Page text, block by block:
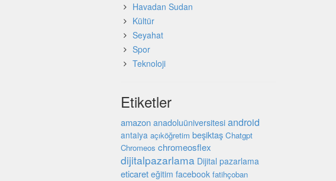
Havadan Sudan
Kültür
Seyahat
Spor
Teknoloji
Etiketler
amazon anadoluüniversitesi android
antalya açıköğretim beşiktaş Chatgpt
Chromeos chromeosflex
dijitalpazarlama Dijital pazarlama
eticaret eğitim facebook fatihçoban